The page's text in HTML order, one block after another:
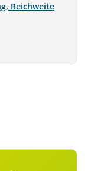
Reichweite